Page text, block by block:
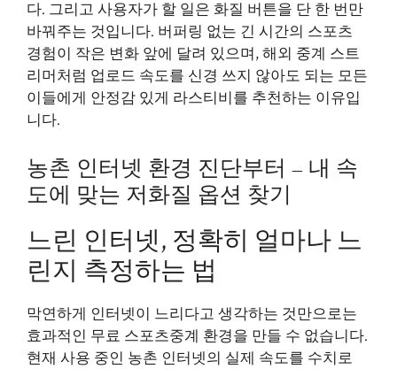
다. 그리고 사용자가 할 일은 화질 버튼을 단 한 번만
바꿔주는 것입니다. 버퍼링 없는 긴 시간의 스포츠
경험이 작은 변화 앞에 달려 있으며, 해외 중계 스트
리머처럼 업로드 속도를 신경 쓰지 않아도 되는 모든
이들에게 안정감 있게 라스티비를 추천하는 이유입
니다.
농촌 인터넷 환경 진단부터 – 내 속
도에 맞는 저화질 옵션 찾기
느린 인터넷, 정확히 얼마나 느
린지 측정하는 법
막연하게 인터넷이 느리다고 생각하는 것만으로는
효과적인 무료 스포츠중계 환경을 만들 수 없습니다.
현재 사용 중인 농촌 인터넷의 실제 속도를 수치로